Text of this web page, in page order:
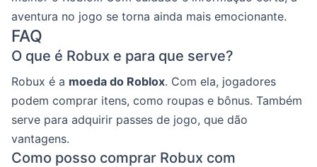
aventura no jogo se torna ainda mais emocionante.
FAQ
O que é Robux e para que serve?
Robux é a moeda do Roblox. Com ela, jogadores
podem comprar itens, como roupas e bônus. Também
serve para adquirir passes de jogo, que dão
vantagens.
Como posso comprar Robux com